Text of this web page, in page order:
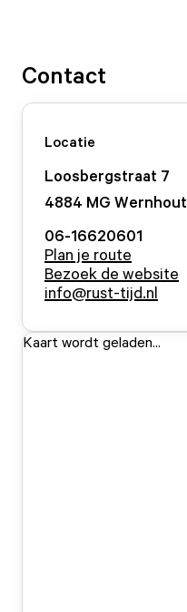
Contact
Locatie
Loosbergstraat 7
4884 MG Wernhout
06-16620601
Plan je route
Bezoek de website
info@rust-tijd.nl
Kaart wordt geladen...